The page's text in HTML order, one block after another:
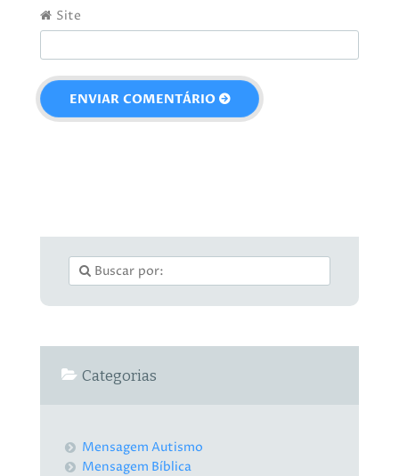
Site
Categorias
Mensagem Autismo
Mensagem Bíblica